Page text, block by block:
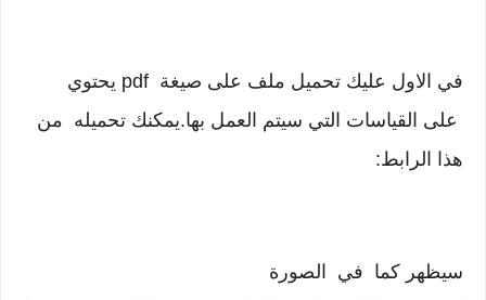
في الاول عليك تحميل ملف على صيغة pdf يحتوي
على القياسات التي سيتم العمل بها.يمكنك تحميله من
هذا الرابط:
سيظهر كما في الصورة